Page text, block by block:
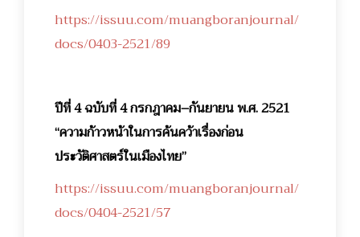
https://issuu.com/muangboranjournal/
docs/0403-2521/89
ปีที่ 4 ฉบับที่ 4 กรกฎาคม–กันยายน พ.ศ. 2521
“ความก้าวหน้าในการค้นคว้าเรื่องก่อน
ประวัติศาสตร์ในเมืองไทย”
https://issuu.com/muangboranjournal/
docs/0404-2521/57